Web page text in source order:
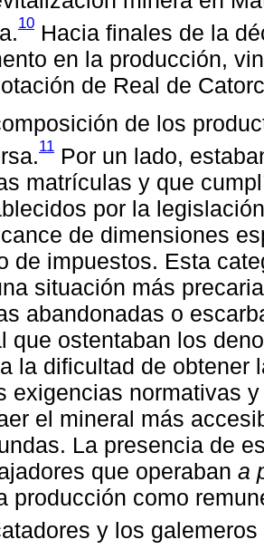
10 Hacia finales de la
en la producción,
de Real de
de los
11 Por un lado,
matrículas y que
por la
de dimensiones
de impuestos. Esta
situación más
abandonadas o
que ostentaban los
la dificultad de obtener
exigencias normativas
el mineral más
La presencia de
que operaban a
producción como
y los